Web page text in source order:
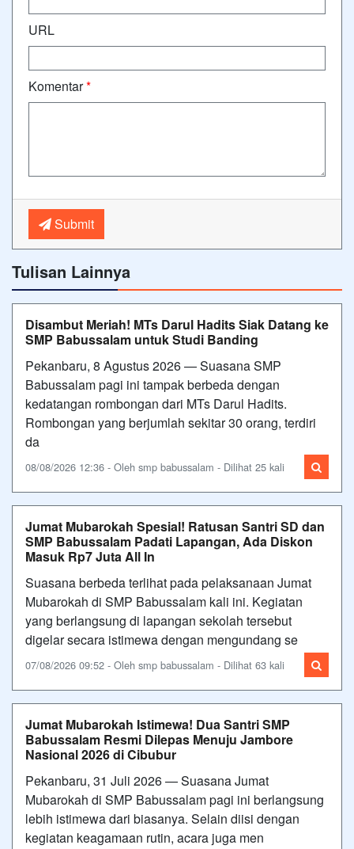
URL
Komentar*
Submit
Tulisan Lainnya
Disambut Meriah! MTs Darul Hadits Siak Datang ke
SMP Babussalam untuk Studi Banding
Pekanbaru, 8 Agustus 2026 — Suasana SMP
Babussalam pagi ini tampak berbeda dengan
kedatangan rombongan dari MTs Darul Hadits.
Rombongan yang berjumlah sekitar 30 orang, terdiri
da
08/08/2026 12:36 - Oleh smp babussalam - Dilihat 25 kali
Jumat Mubarokah Spesial! Ratusan Santri SD dan
SMP Babussalam Padati Lapangan, Ada Diskon
Masuk Rp7 Juta All In
Suasana berbeda terlihat pada pelaksanaan Jumat
Mubarokah di SMP Babussalam kali ini. Kegiatan
yang berlangsung di lapangan sekolah tersebut
digelar secara istimewa dengan mengundang se
07/08/2026 09:52 - Oleh smp babussalam - Dilihat 63 kali
Jumat Mubarokah Istimewa! Dua Santri SMP
Babussalam Resmi Dilepas Menuju Jambore
Nasional 2026 di Cibubur
Pekanbaru, 31 Juli 2026 — Suasana Jumat
Mubarokah di SMP Babussalam pagi ini berlangsung
lebih istimewa dari biasanya. Selain diisi dengan
kegiatan keagamaan rutin, acara juga men